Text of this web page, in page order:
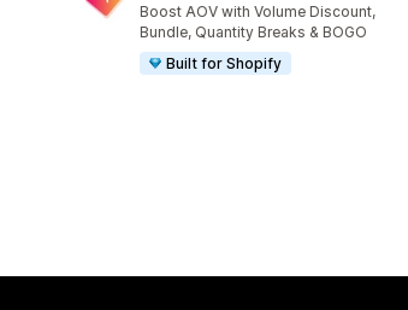
Boost AOV with Volume Discount,
Bundle, Quantity Breaks & BOGO
Built for Shopify